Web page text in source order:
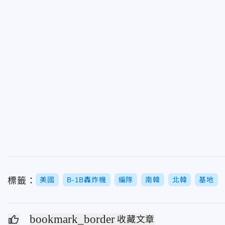
標籤： 美國 B-1B轟炸機 編隊 南韓 北韓 基地
bookmark_border 收藏文章